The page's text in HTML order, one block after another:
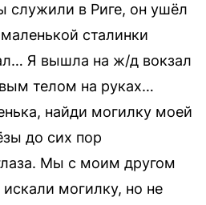
служили в Риге, он ушёл
сталинки
Я вышла на ж/д вокзал
телом на руках…
найди могилку моей
до сих пор
Мы с моим другом
могилку, но не